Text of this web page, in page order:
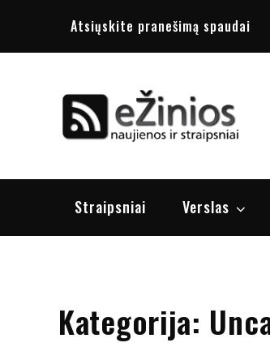
Atsiųskite pranešimą spaudai
Straipsniai Verslas
Kategorija: